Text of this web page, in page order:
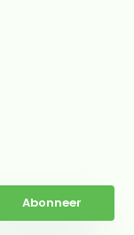
Abonneer